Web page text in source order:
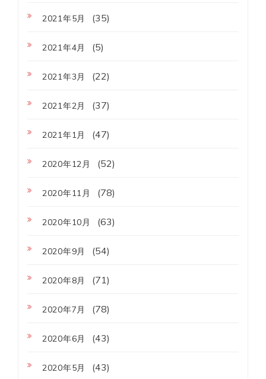
2021年5月 (35)
2021年4月 (5)
2021年3月 (22)
2021年2月 (37)
2021年1月 (47)
2020年12月 (52)
2020年11月 (78)
2020年10月 (63)
2020年9月 (54)
2020年8月 (71)
2020年7月 (78)
2020年6月 (43)
2020年5月 (43)